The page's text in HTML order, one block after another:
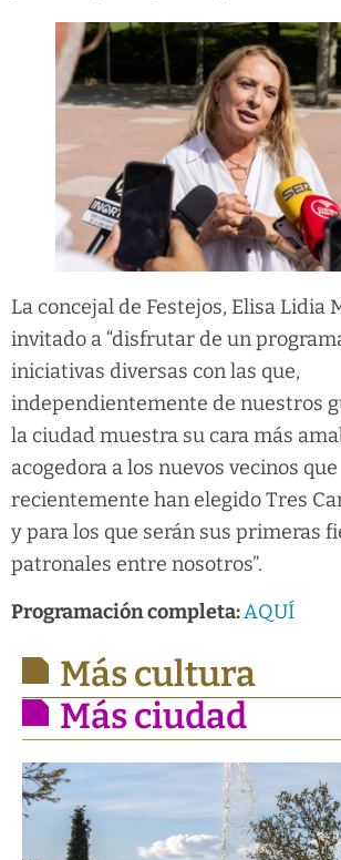
La concejal de Festejos, Elisa Lidia
invitado a “disfrutar de un
iniciativas diversas con las que,
independientemente de nuestros
la ciudad muestra su cara más
acogedora a los nuevos vecinos que
recientemente han elegido Tres
y para los que serán sus primeras
patronales entre nosotros”.
Programación completa:AQUÍ
Más cultura
Más ciudad